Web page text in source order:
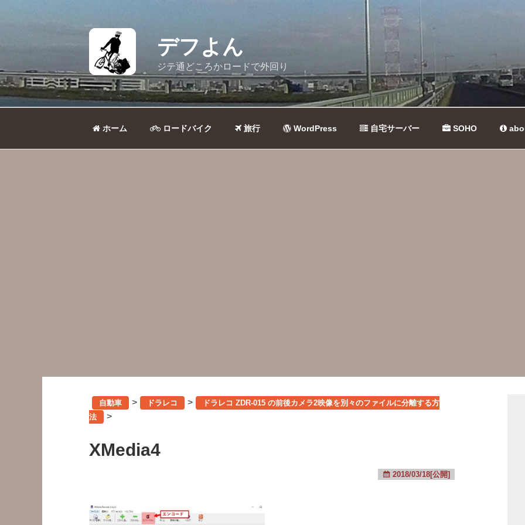
へ
ス
キ
デフよん
ジテ通どころかロードで外回り
ホーム ロードバイク 旅行 WordPress 自宅サーバー SOHO
自動車 > ドラレコ >
ドラレコ ZDR-015 の前後カメラ2映像を別々のファイルに分離する方
法
>
XMedia4
2018/03/18[公開]